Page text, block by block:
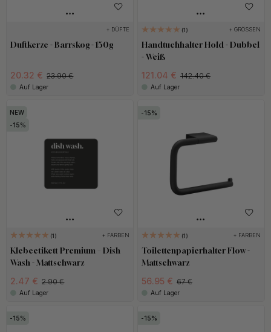
+ DÜFTE
Duftkerze - Barrskog - 150g
20.32 € 23.90 €
Auf Lager
1 + GRÖSSEN
Handtuchhalter Hold - Dubbel
- Weiß
121.04 € 142.40 €
Auf Lager
15
1 + FARBEN
Klebeetikett Premium – Dish
Wash - Mattschwarz
2.47 € 2.90 €
Auf Lager
15
1 + FARBEN
Toilettenpapierhalter Flow -
Mattschwarz
56.95 € 67 €
Auf Lager
15 15